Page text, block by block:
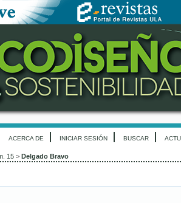
ACERCA DE INICIAR SESIÓN BUSCAR
15 > Delgado Bravo